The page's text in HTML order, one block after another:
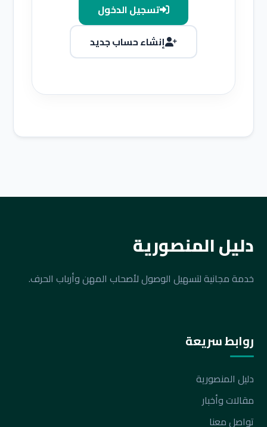
تسجيل الدخول
إنشاء حساب جديد
دليل المنصورية
خدمة مجانية لتسهيل الوصول لأصحاب المهن وأرباب الحرف.
روابط سريعة
دليل المنصورية
مقالات وأخبار
تواصل معنا